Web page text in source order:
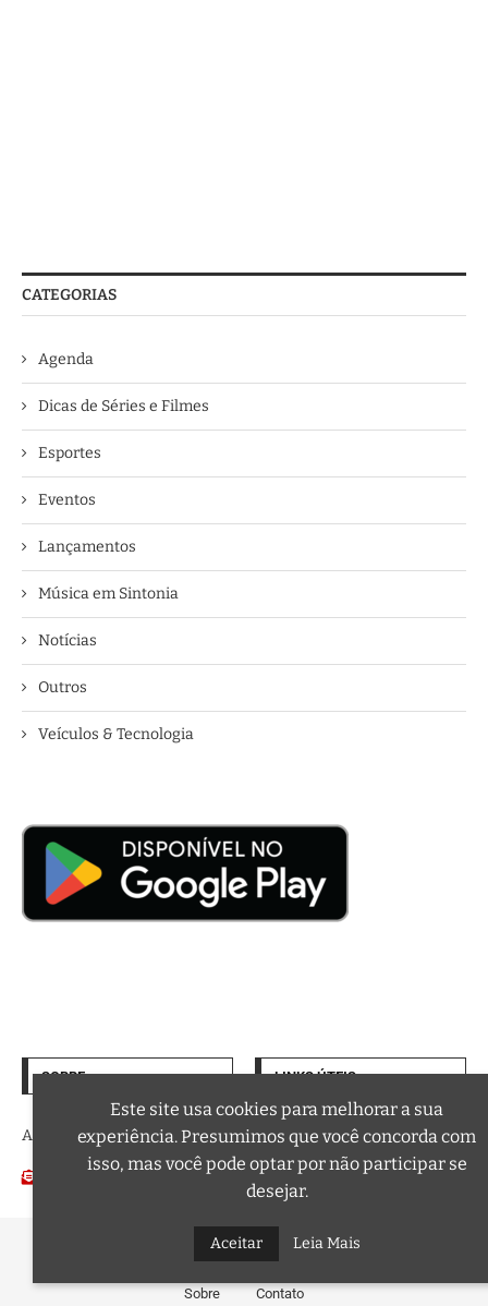
CATEGORIAS
Agenda
Dicas de Séries e Filmes
Esportes
Eventos
Lançamentos
Música em Sintonia
Notícias
Outros
Veículos & Tecnologia
SOBRE
A trilha sonora da sua vida
Email:
LINKS ÚTEIS
Termos de Uso
Política de Privacidade
Podcasts
@2026 – Todos os Direitos Reservados a Curta FM
Sobre Contato
Este site usa cookies para melhorar a sua
experiência. Presumimos que você concorda com
isso, mas você pode optar por não participar se
desejar.
Aceitar Leia Mais